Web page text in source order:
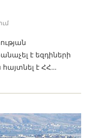
է եզդիների
է ՀՀ…